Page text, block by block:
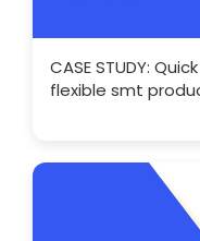
CASE STUDY:
flexible smt